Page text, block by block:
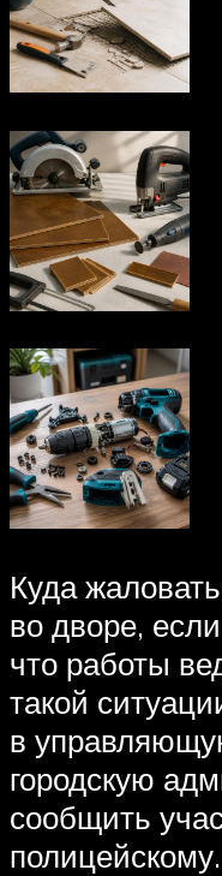
Куда
во дворе,
что работы
такой
в
городскую
сообщить
полицейскому.